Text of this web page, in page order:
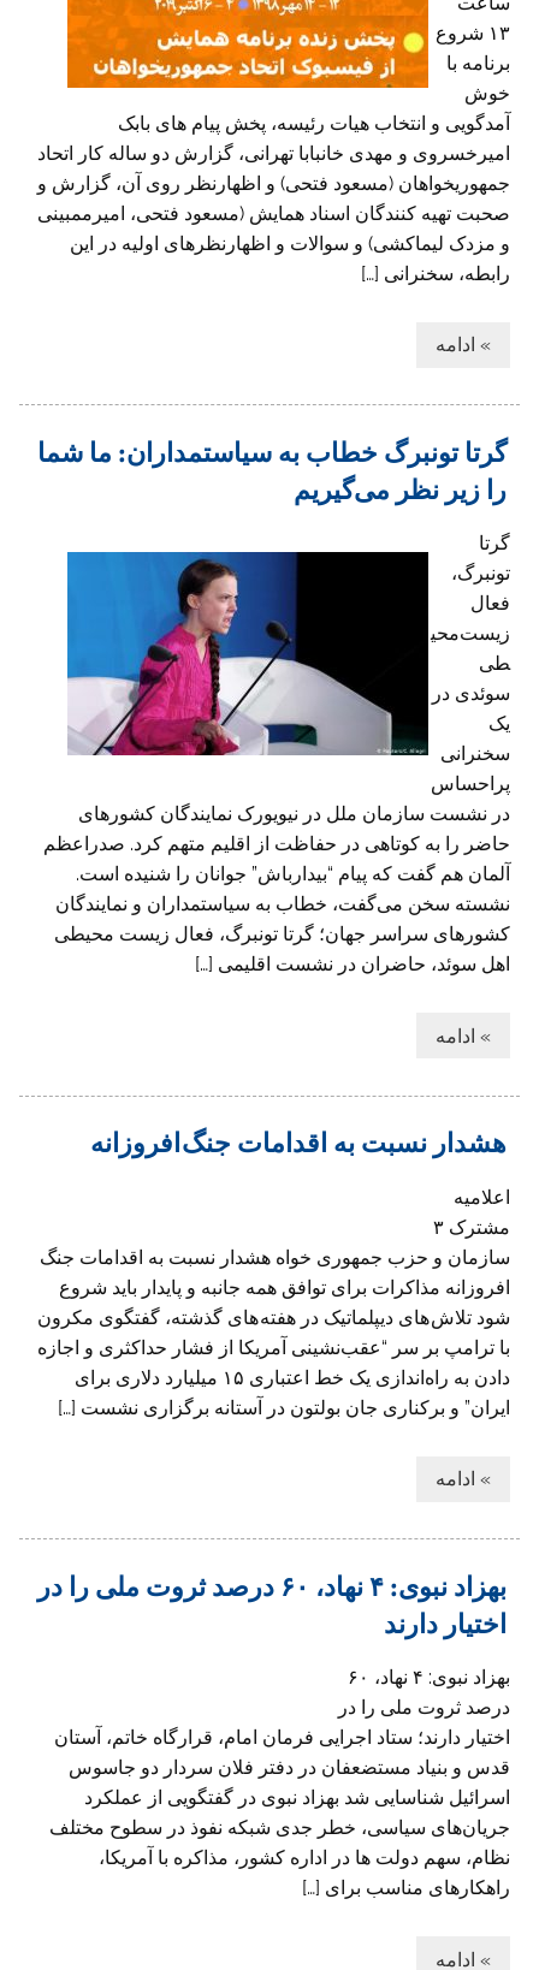
۱۳ شروع
برنامه با
خوش
آمدگویی و انتخاب هیات رئیسه، پخش پیام های بابک
امیرخسروی و مهدی خانبابا تهرانی، گزارش دو ساله کار اتحاد
جمهوریخواهان (مسعود فتحی) و اظهارنظر روی آن، گزارش و
صحبت تهیه کنندگان اسناد همایش (مسعود فتحی، امیرممبینی
و مزدک لیماکشی) و سوالات و اظهارنظرهای اولیه در این
رابطه، سخنرانی […]
» ادامه
گرتا تونبرگ خطاب به سیاستمداران: ما شما
را زیر نظر می‌گیریم
گرتا
تونبرگ،
فعال
زیست‌محی
طی
سوئدی در
یک
سخنرانی
پراحساس
در نشست سازمان ملل در نیویورک نمایندگان کشورهای
حاضر را به کوتاهی در حفاظت از اقلیم متهم کرد. صدراعظم
آلمان هم گفت که پیام “بیدارباش” جوانان را شنیده است.
نشسته سخن می‌گفت، خطاب به سیاستمداران و نمایندگان
کشورهای سراسر جهان؛ گرتا تونبرگ، فعال زیست محیطی
اهل سوئد، حاضران در نشست اقلیمی […]
» ادامه
هشدار نسبت به اقدامات جنگ افروزانه
اعلاميه
مشترک ۳
سازمان و حزب جمهوری خواه هشدار نسبت به اقدامات جنگ
افروزانه مذاکرات برای توافق همه جانبه و پایدار باید شروع
شود تلاش های دیپلماتیک در هفته های گذشته، گفتگوی مکرون
با ترامپ بر سر “عقب‌نشینی آمریکا از فشار حداکثری و اجازه
دادن به راه‌اندازی یک خط اعتباری ۱۵ میلیارد دلاری برای
ایران” و برکناری جان بولتون در آستانه برگزاری نشست […]
» ادامه
بهزاد نبوی: ۴ نهاد، ۶۰ درصد ثروت ملی را در
اختیار دارند
بهزاد نبوی: ۴ نهاد، ۶۰
درصد ثروت ملی را در
اختیار دارند؛ ستاد اجرایی فرمان امام، قرارگاه خاتم، آستان
قدس و بنیاد مستضعفان در دفتر فلان سردار دو جاسوس
اسرائیل شناسایی شد بهزاد نبوی در گفتگویی از عملکرد
جریان‌های سیاسی، خطر جدی شبکه نفوذ در سطوح مختلف
نظام، سهم دولت ها در اداره کشور، مذاکره با آمریکا،
راهکارهای مناسب برای […]
» ادامه